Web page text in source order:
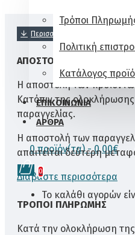
Τρόποι
Πολιτική
Κατάλογος
ΕΠΙΚΟΙΝΩΝΊΑ
ΆΡΘΡΑ
0 προϊόν(τα) - 0,00€
0
Το καλάθι αγορών
ΑΠΟΣΤΟΛΉ ΠΡΟΪΌΝΤΩΝ
Η αποστολή των
Κατόπιν της
παραγγελίας.
Η αποστολή των
απαιτείται δεύτερη
Διαβάστε περισσότερα
ΤΡΌΠΟΙ ΠΛΗΡΩΜΉΣ
Κατά την ολοκλήρωση